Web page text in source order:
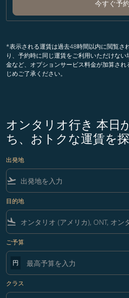
今すぐ予約
*表示される運賃は過去48時間以内に閲覧さ
り、予約時に同じ運賃をご利用いただけな
金など、オプションサービス料金が加算さ
じめご了承ください。
オンタリオ行き 本日
ち、おトクな運賃を
出発地
flight_takeoff
目的地
flight_land
ご予算
円
クラス